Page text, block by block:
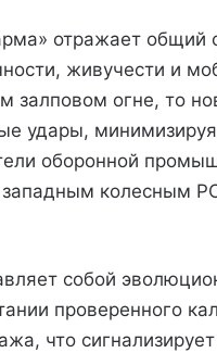
отражает общий
живучести и
залповом огне, то
удары,
оборонной
западным колесным
собой
проверенного
что